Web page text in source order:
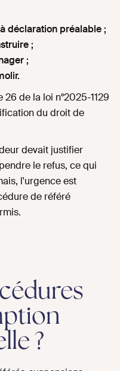
déclaration préalable ;
;
;
de la loi n°2025-1129
du droit de
devait justifier
le refus, ce qui
l'urgence est
de référé
?